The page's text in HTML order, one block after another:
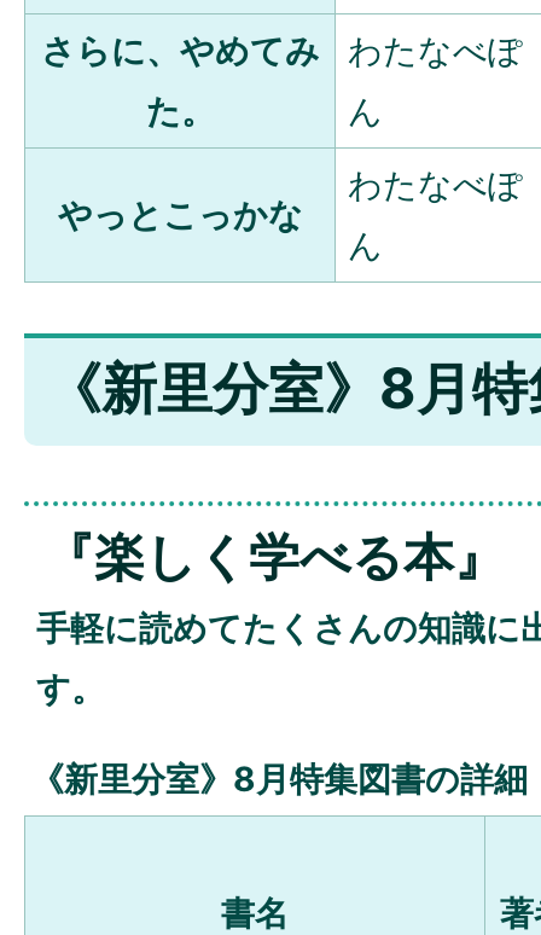
さらに、やめてみ
た。
わたなべぽ
ん
やっとこっかな
わたなべぽ
ん
《新里分室》8月
『楽しく学べる本』
手軽に読めてたくさんの知識に
す。
《新里分室》8月特集図書の詳細
書名